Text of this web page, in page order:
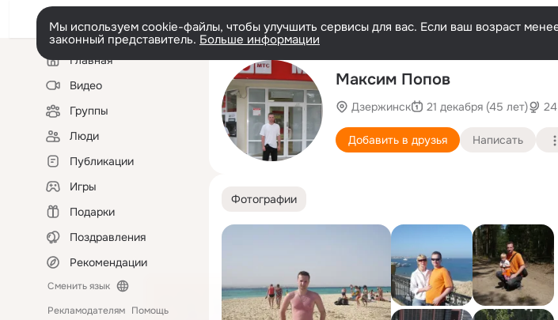
Мы используем cookie-файлы, чтобы улучшить сервисы для вас. Если ваш возраст
законный представитель. Больше информации
Левая
колонкаГлавная
Видео
Группы
Люди
Публикации
Игры
Подарки
Поздравления
Рекомендации
Сменить язык
Рекламодателям Помощь
Максим Попов
Дзержинск 21 декабря (45 лет)
Добавить в друзья Написать
Фотографии